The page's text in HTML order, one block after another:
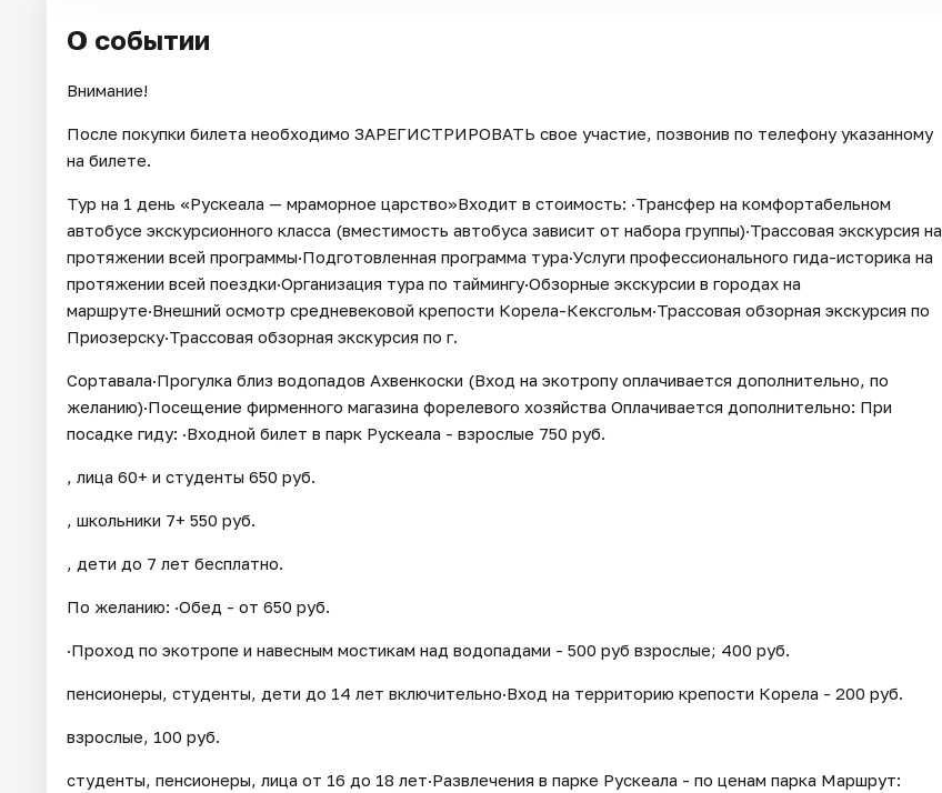
О событии
Внимание!
После покупки билета необходимо ЗАРЕГИСТРИРОВАТЬ свое участие, позвонив по телефону указанному
на билете.
Тур на 1 день «Рускеала — мраморное царство»Входит в стоимость: ·Трансфер на комфортабельном
автобусе экскурсионного класса (вместимость автобуса зависит от набора группы)·Трассовая экскурсия на
протяжении всей программы·Подготовленная программа тура·Услуги профессионального гида-историка на
протяжении всей поездки·Организация тура по таймингу·Обзорные экскурсии в городах на
маршруте·Внешний осмотр средневековой крепости Корела-Кексгольм·Трассовая обзорная экскурсия по
Приозерску·Трассовая обзорная экскурсия по г.
Сортавала·Прогулка близ водопадов Ахвенкоски (Вход на экотропу оплачивается дополнительно, по
желанию)·Посещение фирменного магазина форелевого хозяйства Оплачивается дополнительно: При
посадке гиду: ·Входной билет в парк Рускеала - взрослые 750 руб.
, лица 60+ и студенты 650 руб.
, школьники 7+ 550 руб.
, дети до 7 лет бесплатно.
По желанию: ·Обед - от 650 руб.
·Проход по экотропе и навесным мостикам над водопадами - 500 руб взрослые; 400 руб.
пенсионеры, студенты, дети до 14 лет включительно·Вход на территорию крепости Корела - 200 руб.
взрослые, 100 руб.
студенты, пенсионеры, лица от 16 до 18 лет·Развлечения в парке Рускеала - по ценам парка Маршрут: